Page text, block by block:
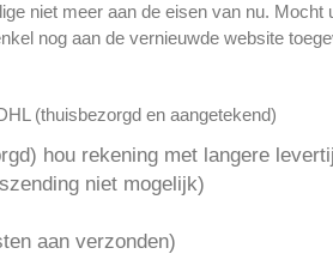
niet meer aan de eisen van nu.
nog aan de vernieuwde website
(thuisbezorgd en aangetekend)
hou rekening met langere
niet mogelijk)
aan verzonden)